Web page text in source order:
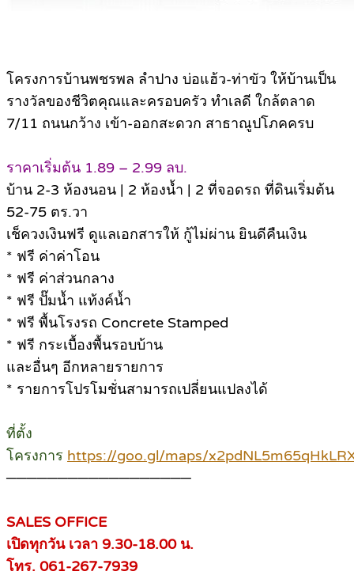
โครงการบ้านพชรพล ลำปาง บ่อแฮ้ว-ท่าขัว ให้บ้านเป็น
รางวัลของชีวิตคุณและครอบครัว ทำเลดี ใกล้ตลาด
7/11 ถนนกว้าง เข้า-ออกสะดวก สาธาณูปโภคครบ
ราคาเริ่มต้น 1.89 – 2.99 ลบ.
บ้าน 2-3 ห้องนอน | 2 ห้องน้ำ | 2 ที่จอดรถ ที่ดินเริ่มต้น
52-75 ตร.วา
เช็ควงเงินฟรี ดูแลเอกสารให้ กู้ไม่ผ่าน ยินดีคืนเงิน
* ฟรี ค่าค่าโอน
* ฟรี ค่าส่วนกลาง
* ฟรี ปั๊มน้ำ แท้งค์น้ำ
* ฟรี พื้นโรงรถ Concrete Stamped
* ฟรี กระเบื้องพื้นรอบบ้าน
และอื่นๆ อีกหลายรายการ
* รายการโปรโมชั่นสามารถเปลี่ยนแปลงได้
ที่ตั้ง
โครงการ https://goo.gl/maps/
──────────────────
SALES OFFICE
เปิดทุกวัน เวลา 9.30-18.00 น.
โทร. 061-267-7939